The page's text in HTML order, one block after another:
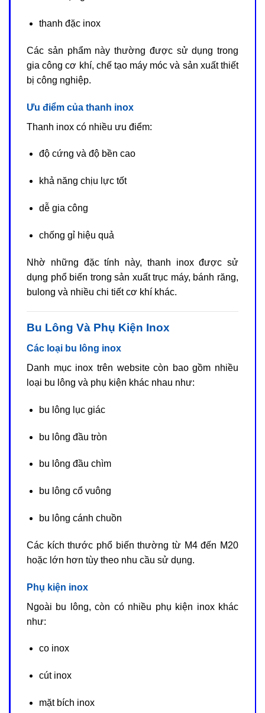
thanh đặc inox
Các sản phẩm này thường được sử dụng trong
gia công cơ khí, chế tạo máy móc và sản xuất thiết
bị công nghiệp.
Ưu điểm của thanh inox
Thanh inox có nhiều ưu điểm:
độ cứng và độ bền cao
khả năng chịu lực tốt
dễ gia công
chống gỉ hiệu quả
Nhờ những đặc tính này, thanh inox được sử
dụng phổ biến trong sản xuất trục máy, bánh răng,
bulong và nhiều chi tiết cơ khí khác.
Bu Lông Và Phụ Kiện Inox
Các loại bu lông inox
Danh mục inox trên website còn bao gồm nhiều
loại bu lông và phụ kiện khác nhau như:
bu lông lục giác
bu lông đầu tròn
bu lông đầu chìm
bu lông cổ vuông
bu lông cánh chuồn
Các kích thước phổ biến thường từ M4 đến M20
hoặc lớn hơn tùy theo nhu cầu sử dụng.
Phụ kiện inox
Ngoài bu lông, còn có nhiều phụ kiện inox khác
như:
co inox
cút inox
mặt bích inox